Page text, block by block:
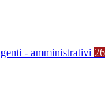
- amministrativi 26